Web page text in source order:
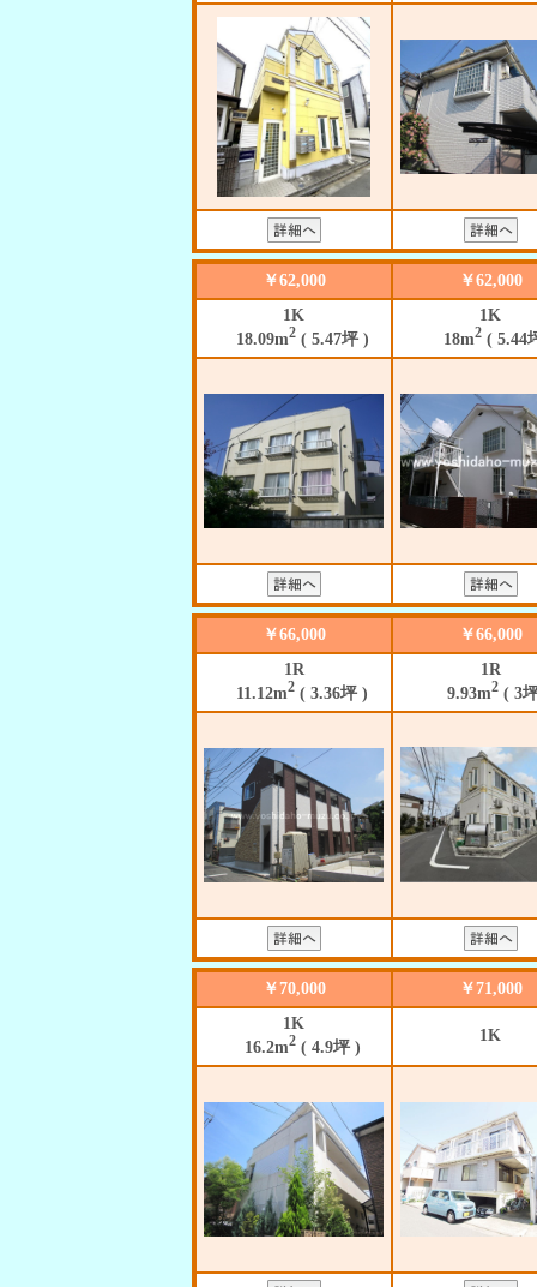
￥62,000
￥62,000
1K
18.09m2( 5.47坪 )
1K
18m2( 5.44
￥66,000
￥66,000
1R
11.12m2 ( 3.36坪 )
1R
9.93m2 ( 3
￥70,000
￥71,000
1K
16.2m2( 4.9坪 )
1K